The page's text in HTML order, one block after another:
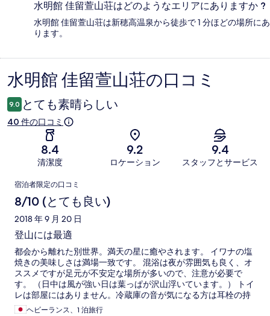
水明館 佳留萱山荘はどのようなエリアにありますか ?
水明館 佳留萱山荘は新穂高温泉から徒歩で 1 分ほどの場所にあ
ります。
口
コ
ミ
水明館 佳留萱山荘の口コミ
9.0 とても素晴らしい
40 件の口コミ
8.4
清潔度
9.2
ロケーション
9.4
スタッフとサービス
口
コ
ミ
宿泊者限定の口コミ
8/10 (とても良い)
2018 年 9 月 20 日
登山には最適
都会から離れた別世界。満天の星に癒やされます。 イワナの塩
焼きの美味しさは満場一致です。 混浴は夜が雰囲気も良く、オ
ススメですが足元が不安定な場所が多いので、注意が必要で
す。 （日中は風が強い日は葉っぱが沢山浮いています。） トイ
レは部屋にはありません。冷蔵庫の音が気になる方は耳栓の持
参がよいでしょう。
ヘビーランス、1 泊旅行